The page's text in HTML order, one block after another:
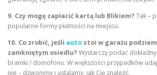
9. Czy mogę zapłacić kartą lub Blikiem? Tak –
popularne formy płatności na miejscu.
10. Co zrobić, jeśli auto stoi w garażu
zamkniętym osiedlu? Wystarczy podać
bramki / domofonu. W większości przypadków
nie – dzwonimy i ustalamy, jak Cię znaleźć.